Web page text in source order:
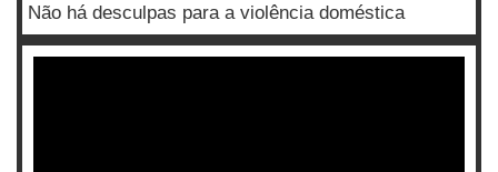
Não há desculpas para a violência doméstica